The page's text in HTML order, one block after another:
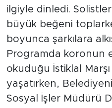
ilgiyle dinledi.
büyük beğeni
boyunca şarkılara
Programda koronun
okuduğu İstiklal
yaşatırken,
Sosyal İşler Müdürü